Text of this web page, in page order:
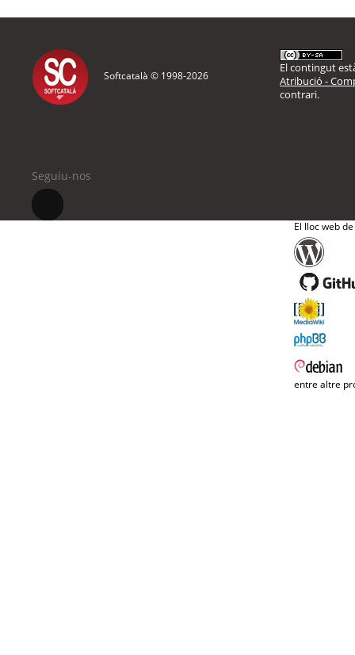
Softcatalà © 1998-2026
El contingut
Atribució -
contrari.
Seguiu-nos
El lloc web
entre altre